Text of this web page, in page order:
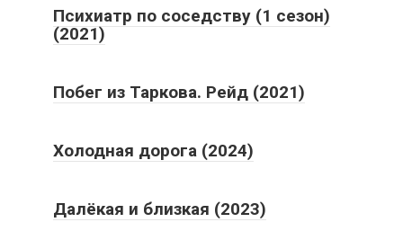
Психиатр по соседству (1 сезон)
(2021)
Побег из Таркова. Рейд (2021)
Холодная дорога (2024)
Далёкая и близкая (2023)